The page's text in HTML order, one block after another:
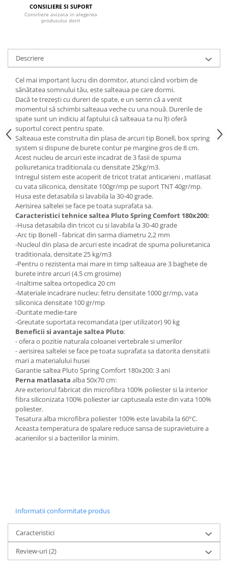
Mese gradinita
Scaune gradinita
Mobilier copii
Mobila camera copii
Scaune birou pentru copii
Saltele patuturi copii
Paturi copii
Masa si scaune gradinita
Seturi comode living si dormitor
CONSILIERE SI SUPORT
Consiliere avizata in alegerea
produsului dorit
Descriere
Cel mai important lucru din dormitor, atunci când vorbim de
sănătatea somnului tău, este salteaua pe care dormi.
Dacă te trezești cu dureri de spate, e un semn că a venit
momentul să schimbi salteaua veche cu una nouă. Durerile de
spate sunt un indiciu al faptului că salteaua ta nu îți oferă
suportul corect pentru spate.
Salteaua este construita din plasa de arcuri tip Bonell, box spring
system si dispune de burete contur pe margine gros de 8 cm.
Acest nucleu de arcuri este incadrat de 3 fasii de spuma
poliuretanica traditionala cu densitate 25kg/m3.
Intregul sistem este acoperit de tricot tratat anticarieni , matlasat
cu vata siliconica, densitate 100gr/mp pe suport TNT 40gr/mp.
Husa este detasabila si lavabila la 30-40 grade.
Aerisirea saltelei se face pe toata suprafata sa.
Caracteristici tehnice saltea Pluto Spring Comfort 180x200:
-Husa detasabila din tricot cu si lavabila la 30-40 grade
-Arc tip Bonell - fabricat din sarma diametru 2,2 mm
-Nucleul din plasa de arcuri este incadrat de spuma poliuretanica
traditionala, densitate 25 kg/m3
-Pentru o rezistenta mai mare in timp salteaua are 3 baghete de
burete intre arcuri (4.5 cm grosime)
-Inaltime saltea ortopedica 20 cm
-Materiale incadrare nucleu: fetru densitate 1000 gr/mp, vata
siliconica densitate 100 gr/mp
-Duritate medie-tare
-Greutate suportata recomandata (per utilizator) 90 kg
Beneficii si avantaje saltea Pluto:
- ofera o pozitie naturala coloanei vertebrale si umerilor
- aerisirea saltelei se face pe toata suprafata sa datorita densitatii
mari a materialului husei
Garantie saltea Pluto Spring Comfort 180x200: 3 ani
Perna matlasata alba 50x70 cm:
Are exteriorul fabricat din microfibra 100% poliester si la interior
fibra siliconizata 100% poliester iar captuseala este din vata 100%
poliester.
Tesatura alba microfibra poliester 100% este lavabila la 60°C.
Aceasta temperatura de spalare reduce sansa de supravietuire a
acarienilor si a bacteriilor la minim.
Informatii conformitate produs
Caracteristici
Review-uri(2)